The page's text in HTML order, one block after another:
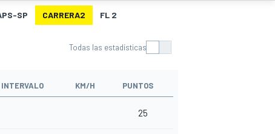
SP CARRERA2 FL 2
Todas las estadísticas
INTERVALO KM/H PUNTOS
25